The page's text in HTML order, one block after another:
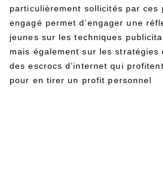
particulièrement sollicités par ces
engagé permet d’engager une
jeunes sur les techniques
mais également sur les stratégies
des escrocs d’internet qui
pour en tirer un profit personnel